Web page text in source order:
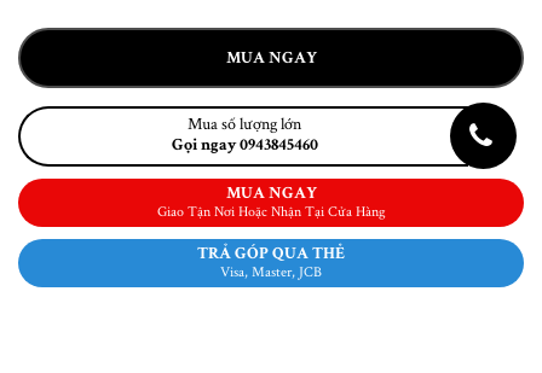
MUA NGAY
Mua số lượng lớn
Gọi ngay 0943845460
MUA NGAY
Giao Tận Nơi Hoặc Nhận Tại Cửa Hàng
TRẢ GÓP QUA THẺ
Visa, Master, JCB